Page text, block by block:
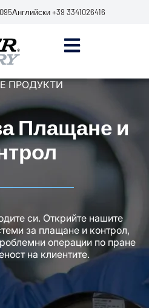
Английски +39 3341026416
ПРОДУКТИ
Плащане и
си. Открийте нашите
за плащане и контрол,
операции по пране
на клиентите.